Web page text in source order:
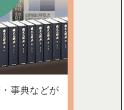
事典などが